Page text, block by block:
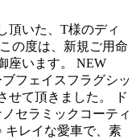
頂いた、T様のディ
の度は、新規ご用命
座います。 NEW
フェイスフラグシッ
せて頂きました。 ド
セラミックコーティ
キレイな愛車で、素